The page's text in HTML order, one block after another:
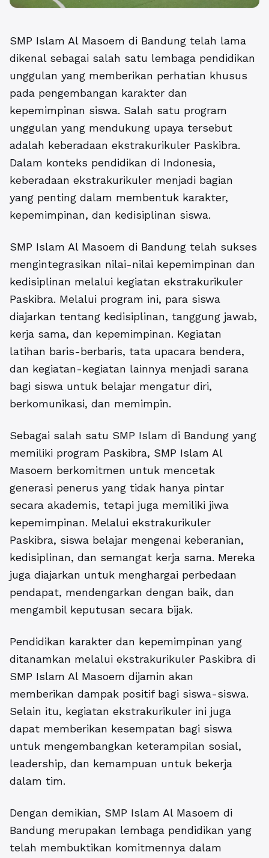
SMP Islam Al Masoem di Bandung telah lama
dikenal sebagai salah satu lembaga pendidikan
unggulan yang memberikan perhatian khusus
pada pengembangan karakter dan
kepemimpinan siswa. Salah satu program
unggulan yang mendukung upaya tersebut
adalah keberadaan ekstrakurikuler Paskibra.
Dalam konteks pendidikan di Indonesia,
keberadaan ekstrakurikuler menjadi bagian
yang penting dalam membentuk karakter,
kepemimpinan, dan kedisiplinan siswa.
SMP Islam Al Masoem di Bandung telah sukses
mengintegrasikan nilai-nilai kepemimpinan dan
kedisiplinan melalui kegiatan ekstrakurikuler
Paskibra. Melalui program ini, para siswa
diajarkan tentang kedisiplinan, tanggung jawab,
kerja sama, dan kepemimpinan. Kegiatan
latihan baris-berbaris, tata upacara bendera,
dan kegiatan-kegiatan lainnya menjadi sarana
bagi siswa untuk belajar mengatur diri,
berkomunikasi, dan memimpin.
Sebagai salah satu SMP Islam di Bandung yang
memiliki program Paskibra, SMP Islam Al
Masoem berkomitmen untuk mencetak
generasi penerus yang tidak hanya pintar
secara akademis, tetapi juga memiliki jiwa
kepemimpinan. Melalui ekstrakurikuler
Paskibra, siswa belajar mengenai keberanian,
kedisiplinan, dan semangat kerja sama. Mereka
juga diajarkan untuk menghargai perbedaan
pendapat, mendengarkan dengan baik, dan
mengambil keputusan secara bijak.
Pendidikan karakter dan kepemimpinan yang
ditanamkan melalui ekstrakurikuler Paskibra di
SMP Islam Al Masoem dijamin akan
memberikan dampak positif bagi siswa-siswa.
Selain itu, kegiatan ekstrakurikuler ini juga
dapat memberikan kesempatan bagi siswa
untuk mengembangkan keterampilan sosial,
leadership, dan kemampuan untuk bekerja
dalam tim.
Dengan demikian, SMP Islam Al Masoem di
Bandung merupakan lembaga pendidikan yang
telah membuktikan komitmennya dalam